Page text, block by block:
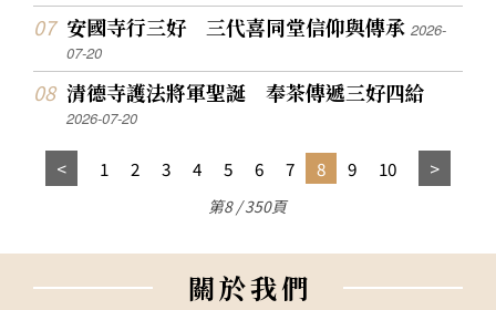
安國寺行三好 三代喜同堂信仰與傳承2026-
07-20
清德寺護法將軍聖誕 奉茶傳遞三好四給
2026-07-20
1 2 3 4 5 6 7 8 9 10
第8 / 350頁
關於我們